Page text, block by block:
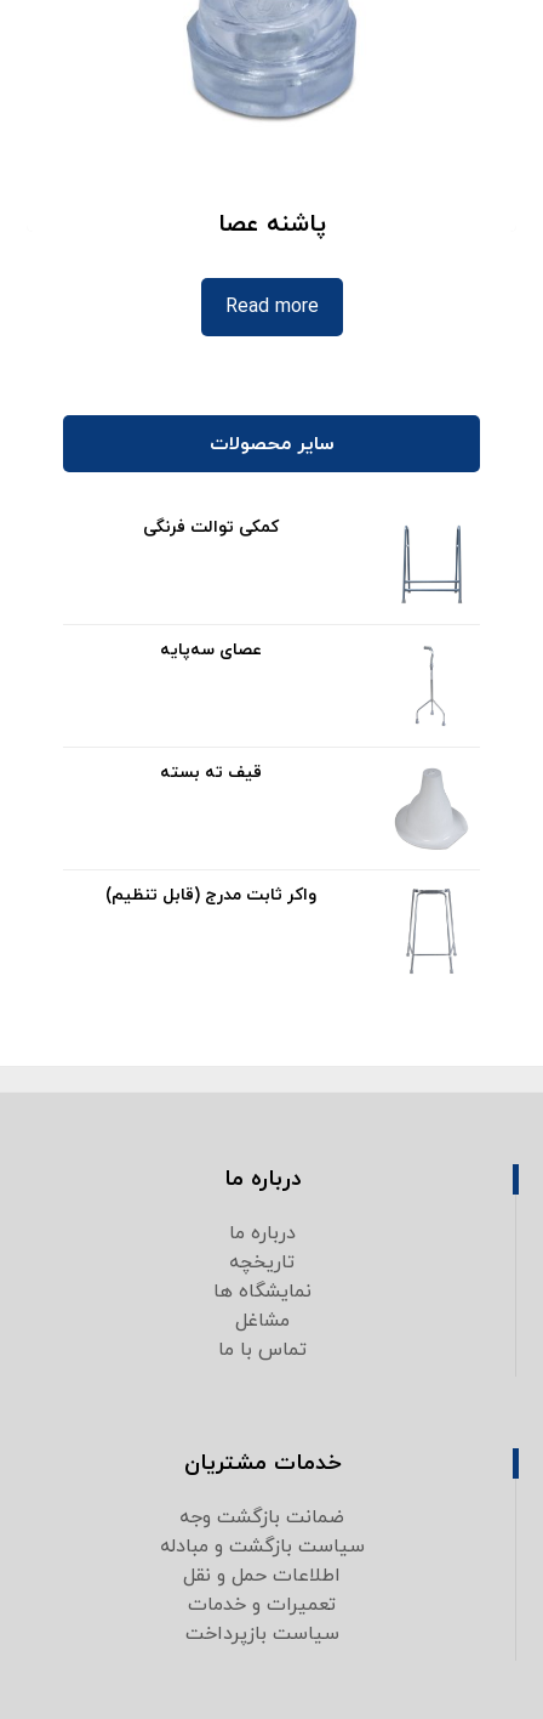
پاشنه عصا
Read more
سایر محصولات
کمکی توالت فرنگی
عصای سه‌پایه
قیف ته بسته
واکر ثابت مدرج (قابل تنظیم)
درباره ما
درباره ما
تاریخچه
نمایشگاه ها
مشاغل
تماس با ما
خدمات مشتریان
ضمانت بازگشت وجه
سیاست بازگشت و مبادله
اطلاعات حمل و نقل
تعمیرات و خدمات
سیاست بازپرداخت